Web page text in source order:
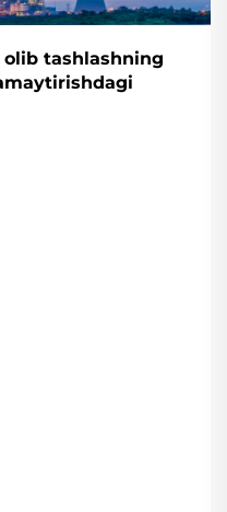
tashlashning